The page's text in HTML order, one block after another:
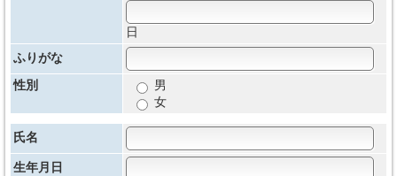
日
ふりがな
性別
男
女
氏名
生年月日